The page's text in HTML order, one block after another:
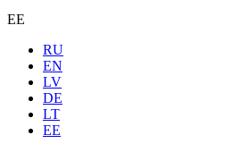
EE
RU
EN
LV
DE
LT
EE